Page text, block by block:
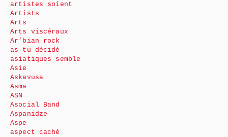
artistes soient
Artists
Arts
Arts viscéraux
Ar’bian rock
as-tu décidé
asiatiques semble
Asie
Askavusa
Asma
ASN
Asocial Band
Aspanidze
Aspe
aspect caché